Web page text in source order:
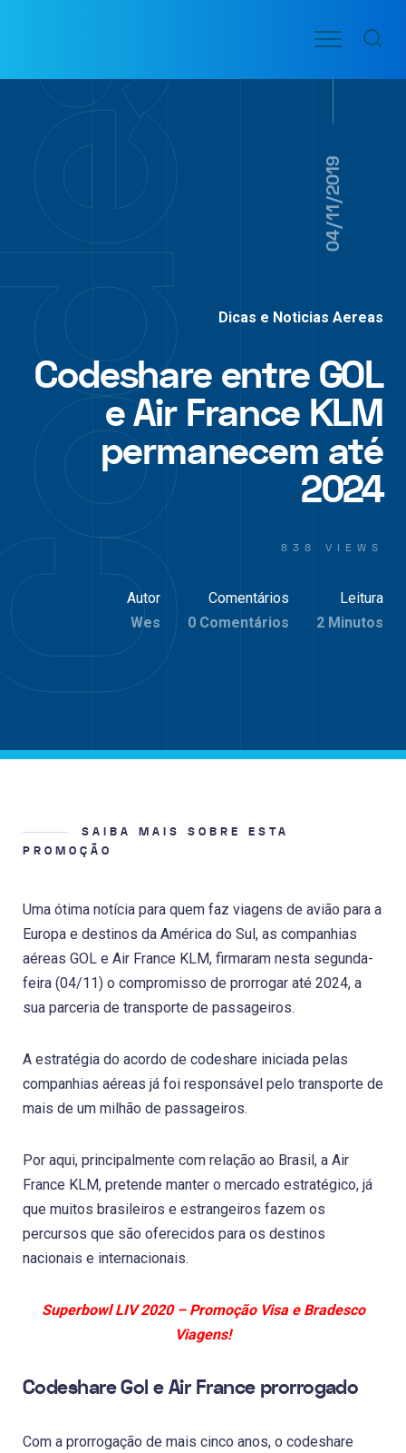
conteúdo
VOO
AÉREAS
Menu
04/11/2019
Dicas e Noticias Aereas
Codeshare entre GOL
e Air France KLM
permanecem até
2024
838 VIEWS
Autor
Wes
Comentários
0 Comentários
Leitura
2 Minutos
SAIBA MAIS SOBRE ESTA
PROMOÇÃO
Uma ótima notícia para quem faz viagens de avião para a
Europa e destinos da América do Sul, as companhias
aéreas GOL e Air France KLM, firmaram nesta segunda-
feira (04/11) o compromisso de prorrogar até 2024, a
sua parceria de transporte de passageiros.
A estratégia do acordo de codeshare iniciada pelas
companhias aéreas já foi responsável pelo transporte de
mais de um milhão de passageiros.
Por aqui, principalmente com relação ao Brasil, a Air
France KLM, pretende manter o mercado estratégico, já
que muitos brasileiros e estrangeiros fazem os
percursos que são oferecidos para os destinos
nacionais e internacionais.
Superbowl LIV 2020 – Promoção Visa e Bradesco
Viagens!
Codeshare Gol e Air France prorrogado
Com a prorrogação de mais cinco anos, o codeshare